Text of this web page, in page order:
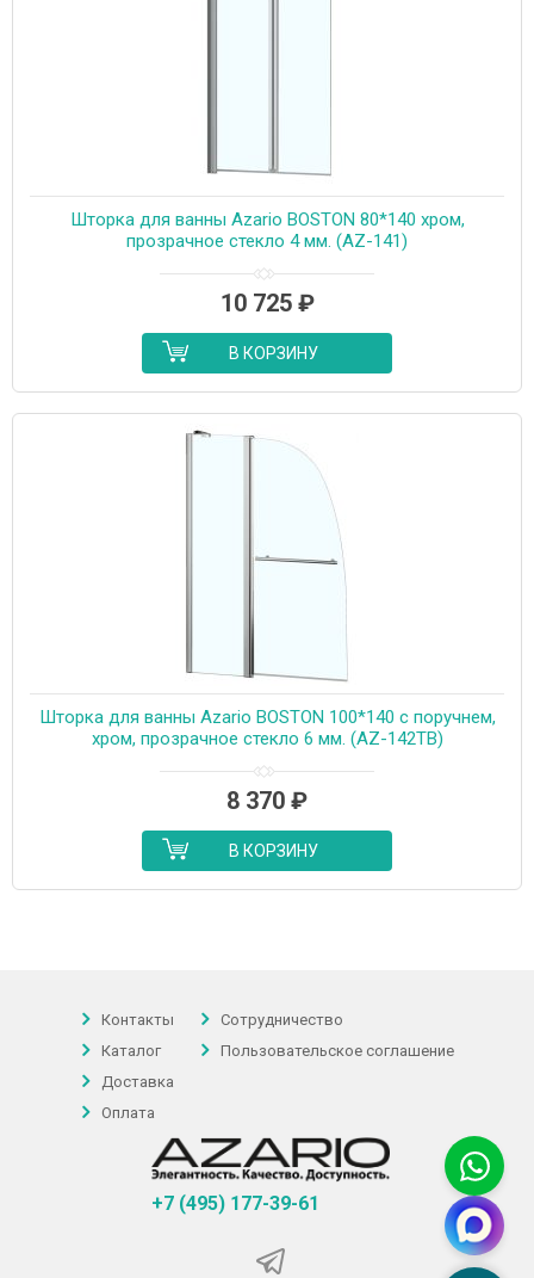
Шторка для ванны Azario BOSTON 80*140 хром,
прозрачное стекло 4 мм. (AZ-141)
10 725 ₽
В КОРЗИНУ
Шторка для ванны Azario BOSTON 100*140 с поручнем,
хром, прозрачное стекло 6 мм. (AZ-142TB)
8 370 ₽
В КОРЗИНУ
Контакты
Каталог
Доставка
Оплата
Сотрудничество
Пользовательское соглашение
+7 (495) 177-39-61